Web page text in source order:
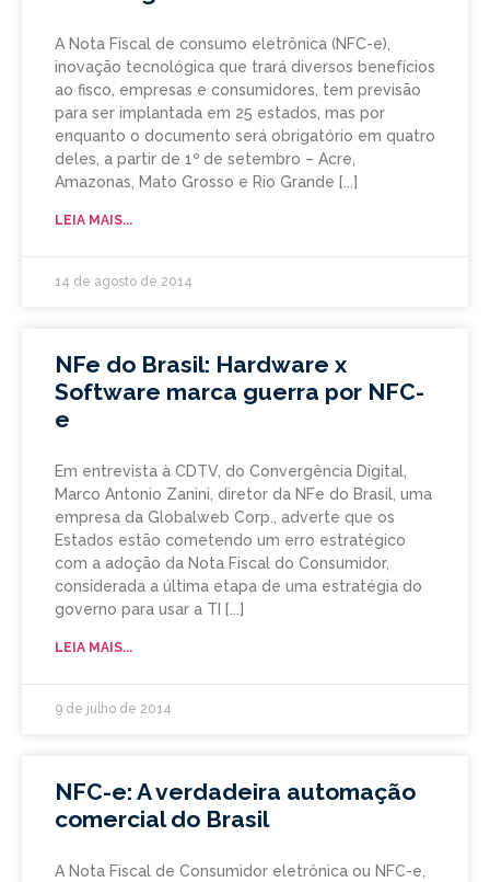
A Nota Fiscal de consumo eletrônica (NFC-e),
inovação tecnológica que trará diversos benefícios
ao fisco, empresas e consumidores, tem previsão
para ser implantada em 25 estados, mas por
enquanto o documento será obrigatório em quatro
deles, a partir de 1º de setembro – Acre,
Amazonas, Mato Grosso e Rio Grande
LEIA MAIS...
14 de agosto de 2014
NFe do Brasil: Hardware x
Software marca guerra por NFC-
e
Em entrevista à CDTV, do Convergência Digital,
Marco Antonio Zanini, diretor da NFe do Brasil, uma
empresa da Globalweb Corp., adverte que os
Estados estão cometendo um erro estratégico
com a adoção da Nota Fiscal do Consumidor,
considerada a última etapa de uma estratégia do
governo para usar a TI
LEIA MAIS...
9 de julho de 2014
NFC-e: A verdadeira automação
comercial do Brasil
A Nota Fiscal de Consumidor eletrônica ou NFC-e,